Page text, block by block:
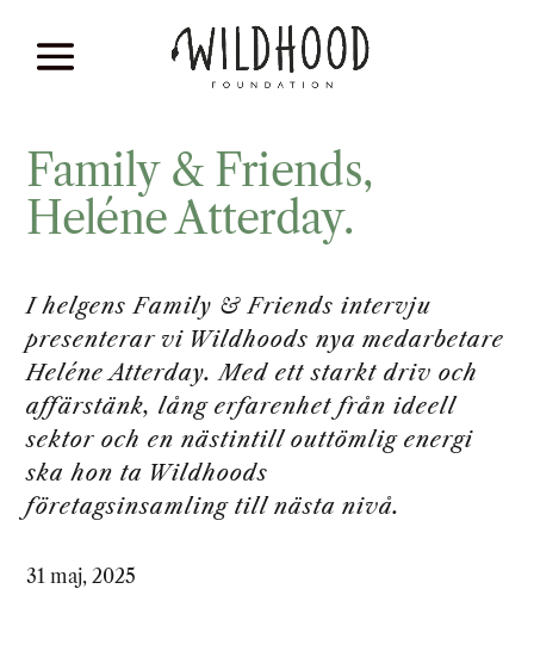
Family & Friends,
Heléne Atterday.
I helgens Family & Friends intervju
presenterar vi Wildhoods nya medarbetare
Heléne Atterday. Med ett starkt driv och
affärstänk, lång erfarenhet från ideell
sektor och en nästintill outtömlig energi
ska hon ta Wildhoods
företagsinsamling till nästa nivå.
31 maj, 2025